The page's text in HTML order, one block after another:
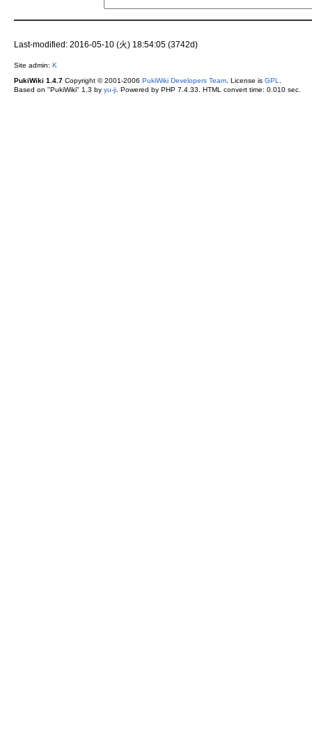
Last-modified: 2016-05-10 (火) 18:54:05 (3742d)
Site admin: K
PukiWiki 1.4.7Copyright © 2001-2006 PukiWiki Developers Team. License is GPL
Based on "PukiWiki" 1.3 by yu-ji. Powered by PHP 7.4.33. HTML convert time: 0.010 sec.